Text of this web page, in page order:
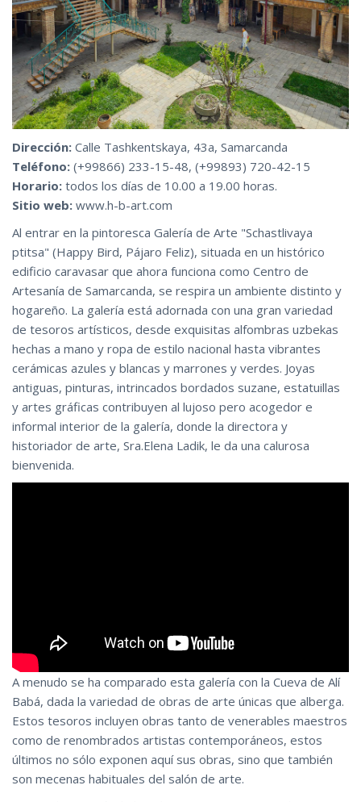
Dirección: Calle Tashkentskaya, 43a, Samarcanda
Teléfono: (+99866) 233-15-48, (+99893) 720-42-15
Horario: todos los días de 10.00 a 19.00 horas.
Sitio web: www.h-b-art.com
Al entrar en la pintoresca Galería de Arte "Schastlivaya
ptitsa" (Happy Bird, Pájaro Feliz), situada en un histórico
edificio caravasar que ahora funciona como Centro de
Artesanía de Samarcanda, se respira un ambiente distinto y
hogareño. La galería está adornada con una gran variedad
de tesoros artísticos, desde exquisitas alfombras uzbekas
hechas a mano y ropa de estilo nacional hasta vibrantes
cerámicas azules y blancas y marrones y verdes. Joyas
antiguas, pinturas, intrincados bordados suzane, estatuillas
y artes gráficas contribuyen al lujoso pero acogedor e
informal interior de la galería, donde la directora y
historiador de arte, Sra.Elena Ladik, le da una calurosa
bienvenida.
A menudo se ha comparado esta galería con la Cueva de Alí
Babá, dada la variedad de obras de arte únicas que alberga.
Estos tesoros incluyen obras tanto de venerables maestros
como de renombrados artistas contemporáneos, estos
últimos no sólo exponen aquí sus obras, sino que también
son mecenas habituales del salón de arte.